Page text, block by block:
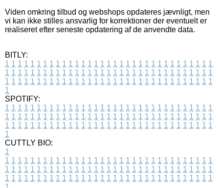
Viden omkring tilbud og webshops opdateres jævnligt, men
vi kan ikke stilles ansvarlig for korrektioner der eventuelt er
realiseret efter seneste opdatering af de anvendte data.
BITLY:
1 1 1 1 1 1 1 1 1 1 1 1 1 1 1 1 1 1 1 1 1 1 1 1 1 1 1 1 1 1 1 1 1
1 1 1 1 1 1 1 1 1 1 1 1 1 1 1 1 1 1 1 1 1 1 1 1 1 1 1 1 1 1 1 1 1
1 1 1 1 1 1 1 1 1 1 1 1 1 1 1 1 1 1 1 1 1 1 1 1 1 1 1 1 1 1 1 1 1
1
SPOTIFY:
1 1 1 1 1 1 1 1 1 1 1 1 1 1 1 1 1 1 1 1 1 1 1 1 1 1 1 1 1 1 1 1 1
1 1 1 1 1 1 1 1 1 1 1 1 1 1 1 1 1 1 1 1 1 1 1 1 1 1 1 1 1 1 1 1 1
1 1 1 1 1 1 1 1 1 1 1 1 1 1 1 1 1 1 1 1 1 1 1 1 1 1 1 1 1 1 1 1 1
1
CUTTLY BIO:
1
1 1 1 1 1 1 1 1 1 1 1 1 1 1 1 1 1 1 1 1 1 1 1 1 1 1 1 1 1 1 1 1 1
1 1 1 1 1 1 1 1 1 1 1 1 1 1 1 1 1 1 1 1 1 1 1 1 1 1 1 1 1 1 1 1 1
1 1 1 1 1 1 1 1 1 1 1 1 1 1 1 1 1 1 1 1 1 1 1 1 1 1 1 1 1 1 1 1 1